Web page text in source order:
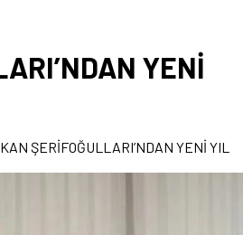
YENİ
ŞERİFOĞULLARI’NDAN YENİ YIL